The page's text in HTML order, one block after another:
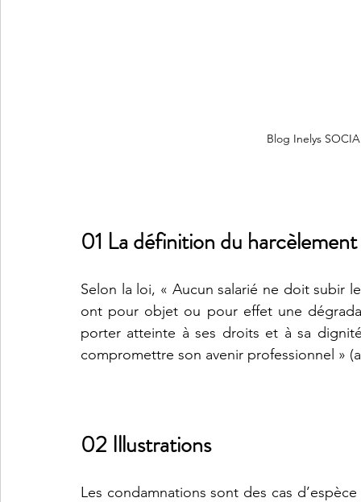
Blog Inelys
01 La définition du
Selon la loi, « Aucun salarié ne doit subir
ont pour objet ou pour effet une
porter atteinte à ses droits et à sa
compromettre son avenir professionnel »
02 Illustrations
Les condamnations sont des cas